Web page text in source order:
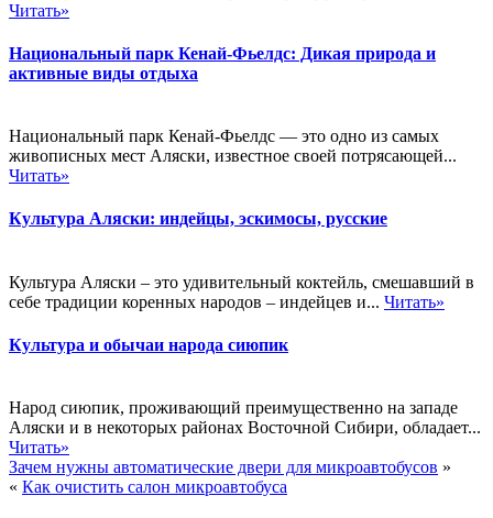
Читать»
Национальный парк Кенай-Фьелдс: Дикая природа и
активные виды отдыха
Национальный парк Кенай-Фьелдс — это одно из самых
живописных мест Аляски, известное своей потрясающей...
Читать»
Культура Аляски: индейцы, эскимосы, русские
Культура Аляски – это удивительный коктейль, смешавший в
себе традиции коренных народов – индейцев и... Читать»
Культура и обычаи народа сиюпик
Народ сиюпик, проживающий преимущественно на западе
Аляски и в некоторых районах Восточной Сибири, обладает...
Читать»
Зачем нужны автоматические двери для микроавтобусов »
« Как очистить салон микроавтобуса